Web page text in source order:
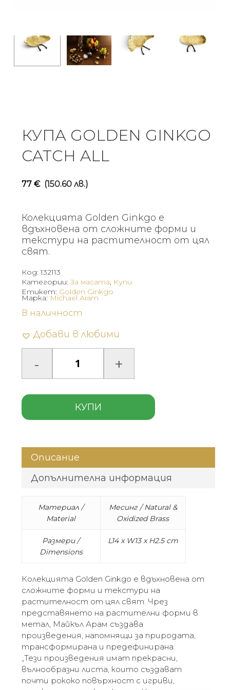
КУПА GOLDEN GINKGO
CATCH ALL
77 € (150.60 лв.)
Колекцията Golden Ginkgo е
вдъхновена от сложните форми и
текстури на растителност от цял
свят.
Код:132113
Категории:За масата, Купи
Етикет: Golden Ginkgo
В наличност
Добави в любими
КУПИ
Марка: Michael Aram
Описание
Допълнителна информация
Материал /
Material
Месинг / Natural &
Oxidized Brass
Размери /
Dimensions
L14 x W13 x H2.5 cm
Колекцията Golden Ginkgo е вдъхновена от
сложните форми и текстури на
растителност от цял свят. Чрез
представянето на растителни форми в
метал, Майкъл Арам създава
произведения, напомнящи за природата,
трансформирана и предефинирана.
„Тези произведения имат прекрасни,
вълнообразни листа, които създават
почти рококо повърхност с игриви,